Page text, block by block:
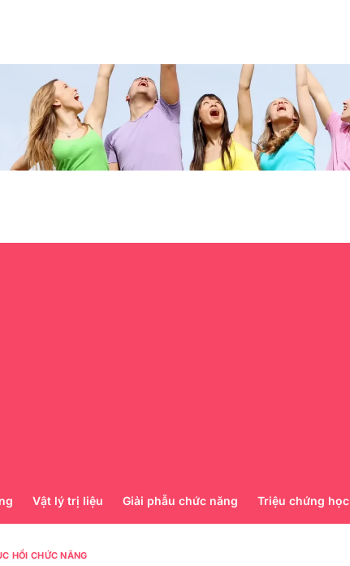
Vật lý trị liệu Giải phẫu chức năng Triệu chứng học
HỒI CHỨC NĂNG